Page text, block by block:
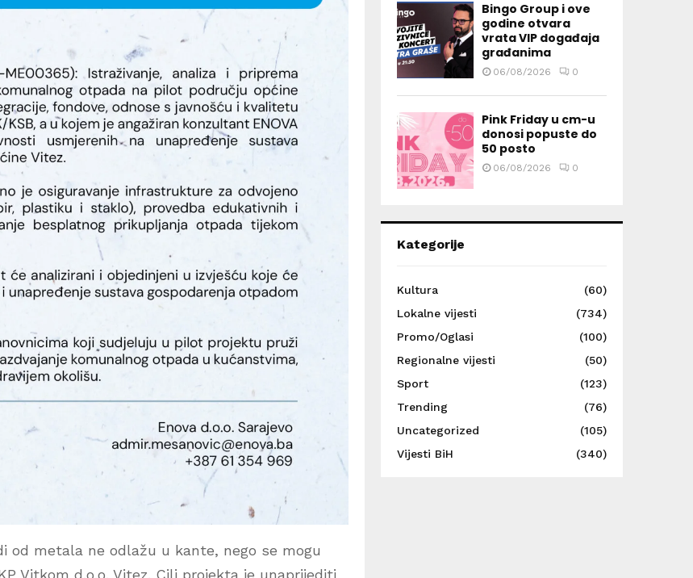
od metala ne odlažu u kante, nego se mogu
Bingo Group i ove
godine otvara
vrata VIP događaja
građanima
06/08/2026 0
Pink Friday u cm-u
donosi popuste do
50 posto
06/08/2026 0
Kategorije
Kultura
(60)
Lokalne vijesti
(734)
Promo/Oglasi
(100)
Regionalne vijesti
(50)
Sport
(123)
Trending
(76)
Uncategorized
(105)
Vijesti BiH
(340)